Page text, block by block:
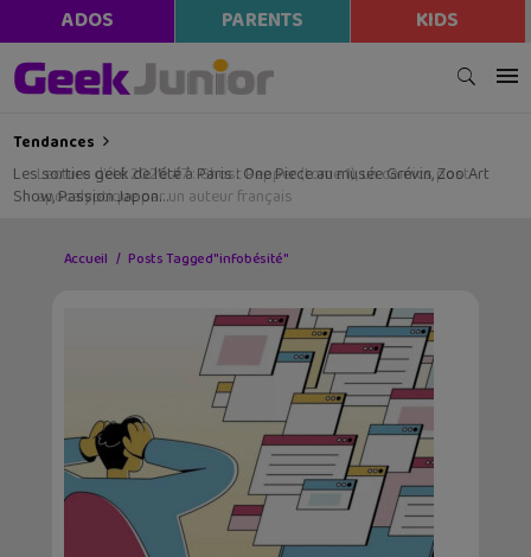
ADOS PARENTS KIDS
Tendances
Les sorties geek de l’été à Paris : One Piece au musée Grévin, Zoo Art
Show, Passion Japon…
Accueil Posts Tagged "infobésité"